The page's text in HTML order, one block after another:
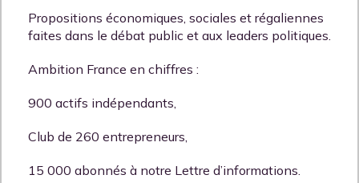
Propositions économiques, sociales et régaliennes
faites dans le débat public et aux leaders politiques.
Ambition France en chiffres :
900 actifs indépendants,
Club de 260 entrepreneurs,
15 000 abonnés à notre Lettre d’informations.